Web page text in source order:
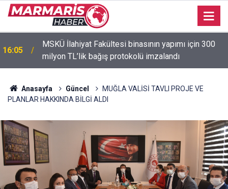
MSKÜ İlahiyat Fakültesi binasının yapımı için 300
milyon TL’lik bağış protokolü imzalandı
15:53 Murat Dalkılıç hem sahnede hem formda
Anasayfa Güncel
MUĞLA VALİSİ TAVLI PROJE VE
PLANLAR HAKKINDA BİLGİ ALDI